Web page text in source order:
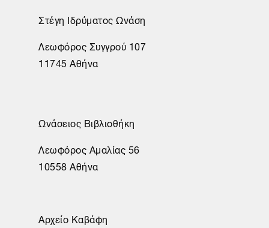
Στέγη Ιδρύματος Ωνάση
Λεωφόρος Συγγρού 107
11745 Αθήνα
Ωνάσειος Βιβλιοθήκη
Λεωφόρος Αμαλίας 56
10558 Αθήνα
Αρχείο Καβάφη